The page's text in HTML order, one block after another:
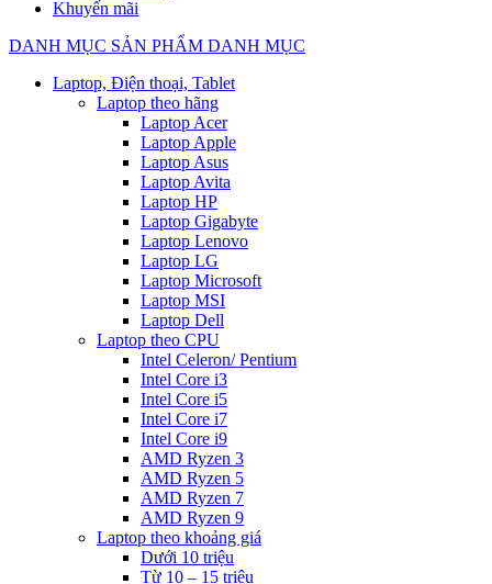
Khuyến mãi
DANH MỤC SẢN PHẨM DANH MỤC
Laptop, Điện thoại, Tablet
Laptop theo hãng
Laptop Acer
Laptop Apple
Laptop Asus
Laptop Avita
Laptop HP
Laptop Gigabyte
Laptop Lenovo
Laptop LG
Laptop Microsoft
Laptop MSI
Laptop Dell
Laptop theo CPU
Intel Celeron/ Pentium
Intel Core i3
Intel Core i5
Intel Core i7
Intel Core i9
AMD Ryzen 3
AMD Ryzen 5
AMD Ryzen 7
AMD Ryzen 9
Laptop theo khoảng giá
Dưới 10 triệu
Từ 10 – 15 triệu